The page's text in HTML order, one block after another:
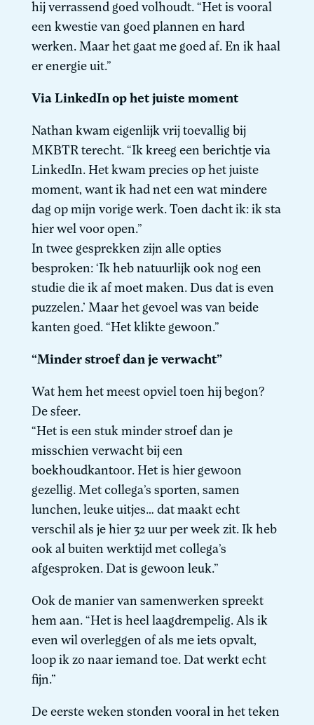
hij verrassend goed volhoudt. “Het is vooral
een kwestie van goed plannen en hard
werken. Maar het gaat me goed af. En ik haal
er energie uit.”
Via LinkedIn op het juiste moment
Nathan kwam eigenlijk vrij toevallig bij
MKBTR terecht. “Ik kreeg een berichtje via
LinkedIn. Het kwam precies op het juiste
moment, want ik had net een wat mindere
dag op mijn vorige werk. Toen dacht ik: ik sta
hier wel voor open.”
In twee gesprekken zijn alle opties
besproken: ‘Ik heb natuurlijk ook nog een
studie die ik af moet maken. Dus dat is even
puzzelen.’ Maar het gevoel was van beide
kanten goed. “Het klikte gewoon.”
“Minder stroef dan je verwacht”
Wat hem het meest opviel toen hij begon?
De sfeer.
“Het is een stuk minder stroef dan je
misschien verwacht bij een
boekhoudkantoor. Het is hier gewoon
gezellig. Met collega’s sporten, samen
lunchen, leuke uitjes… dat maakt echt
verschil als je hier 32 uur per week zit. Ik heb
ook al buiten werktijd met collega’s
afgesproken. Dat is gewoon leuk.”
Ook de manier van samenwerken spreekt
hem aan. “Het is heel laagdrempelig. Als ik
even wil overleggen of als me iets opvalt,
loop ik zo naar iemand toe. Dat werkt echt
fijn.”
De eerste weken stonden vooral in het teken